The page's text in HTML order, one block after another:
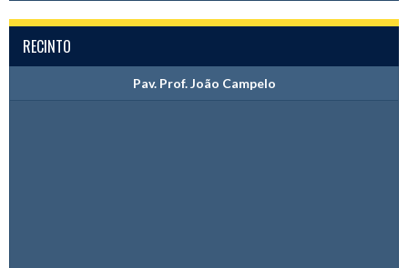
RECINTO
Pav. Prof. João Campelo